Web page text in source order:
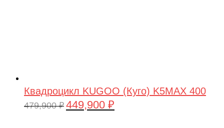
Квадроцикл KUGOO (Куго) K5MAX 400
479,900₽ Первоначальная
449,900 ₽